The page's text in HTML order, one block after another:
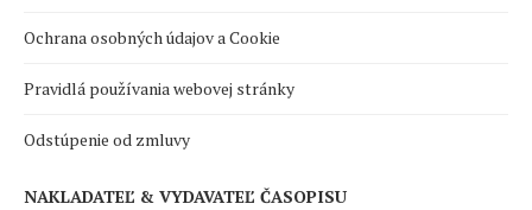
Ochrana osobných údajov a Cookie
Pravidlá používania webovej stránky
Odstúpenie od zmluvy
NAKLADATEĽ & VYDAVATEĽ ČASOPISU